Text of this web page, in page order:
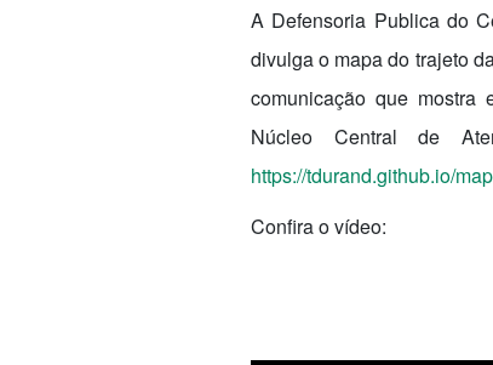
A Defensoria Publica do
divulga o mapa do trajeto
comunicação que mostra
Núcleo Central de
https://tdurand.github.io/
Confira o vídeo: